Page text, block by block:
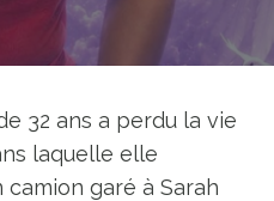
32 ans a perdu la vie
laquelle elle
garé à Sarah